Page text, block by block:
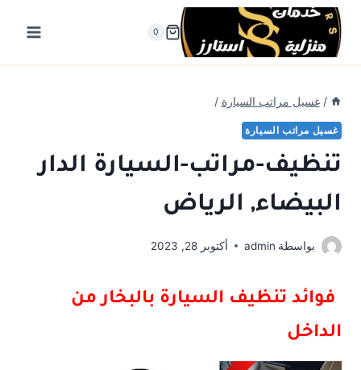
التجاوز
المحتوى
0
/ غسيل مراتب السيارة /
غسيل مراتب السيارة
تنظيف-مراتب-السيارة الدار
البيضاء, الرياض
بواسطة admin أكتوبر 28, 2023
فوائد تنظيف السيارة بالبخار من
الداخل